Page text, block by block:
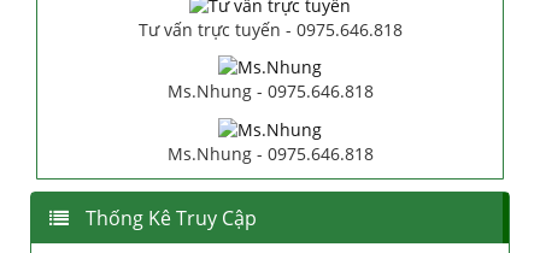
Tư vấn trực tuyến - 0975.646.818
Ms.Nhung - 0975.646.818
Ms.Nhung - 0975.646.818
Thống Kê Truy Cập